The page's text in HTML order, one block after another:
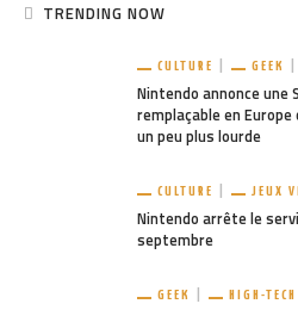
TRENDING NOW
CULTURE GEEK
Nintendo annonce
remplaçable en
un peu plus lourde
CULTURE JEUX
Nintendo arrête le
septembre
GEEK HIGH-TECH